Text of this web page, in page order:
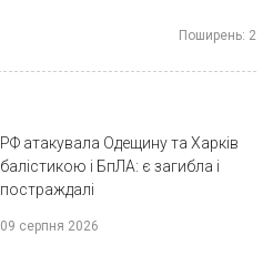
Поширень: 2
РФ атакувала Одещину та Харків
балістикою і БпЛА: є загибла і
постраждалі
09 серпня 2026